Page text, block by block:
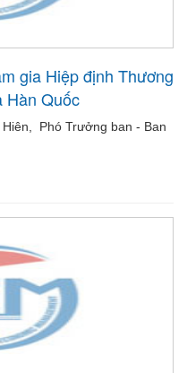
gia Hiệp định Thương
Hàn Quốc
Phó Trưởng ban - Ban